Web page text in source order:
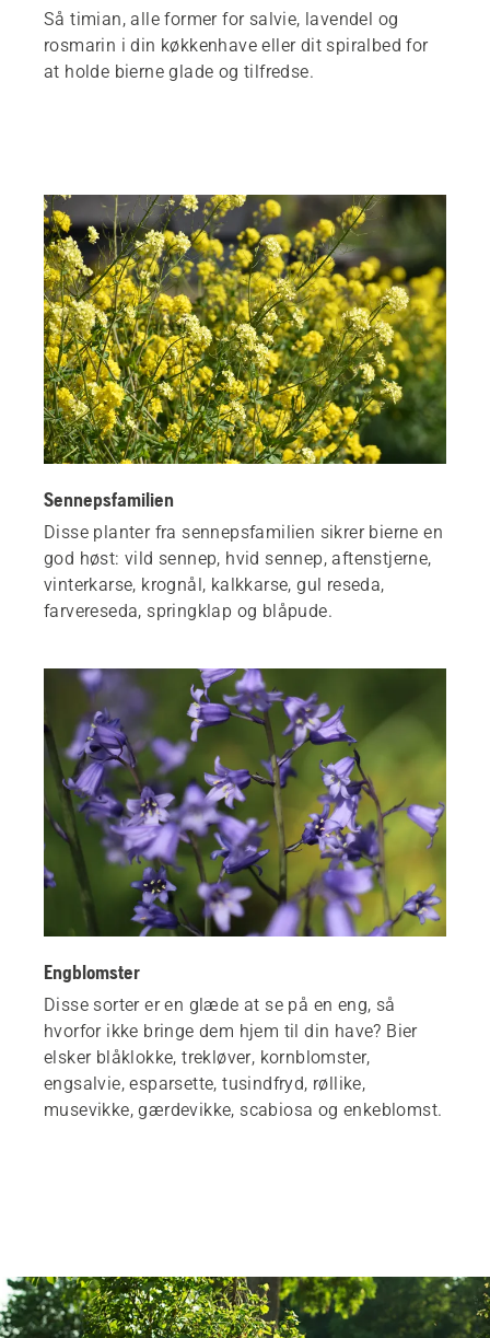
Så timian, alle former for salvie, lavendel og
rosmarin i din køkkenhave eller dit spiralbed for
at holde bierne glade og tilfredse.
Sennepsfamilien
Disse planter fra sennepsfamilien sikrer bierne en
god høst: vild sennep, hvid sennep, aftenstjerne,
vinterkarse, krognål, kalkkarse, gul reseda,
farvereseda, springklap og blåpude.
Engblomster
Disse sorter er en glæde at se på en eng, så
hvorfor ikke bringe dem hjem til din have? Bier
elsker blåklokke, trekløver, kornblomster,
engsalvie, esparsette, tusindfryd, røllike,
musevikke, gærdevikke, scabiosa og enkeblomst.